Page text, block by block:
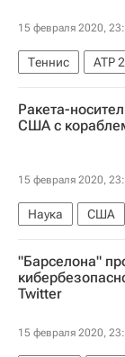
15 февраля 2020,
Теннис ATP
Педру Соуза
Ракета-
США с
15 февраля 2020,
Наука США
Космос - РИА
Международная
Antares
"Барселона"
Twitter
15 февраля 2020,